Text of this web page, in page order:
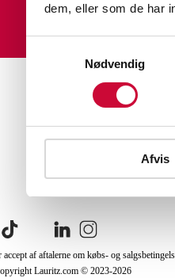
dem, eller som de har
Nødvendig
Afvis
Tilmeld dig vores
af aftalerne om købs- og
Lauritz.com © 2023-2026